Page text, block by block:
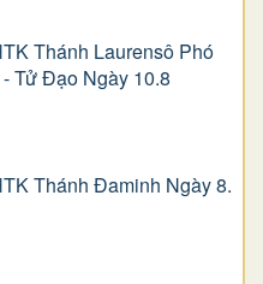
Thánh Laurensô Phó
Tử Đạo Ngày 10.8
Thánh Đaminh Ngày 8.